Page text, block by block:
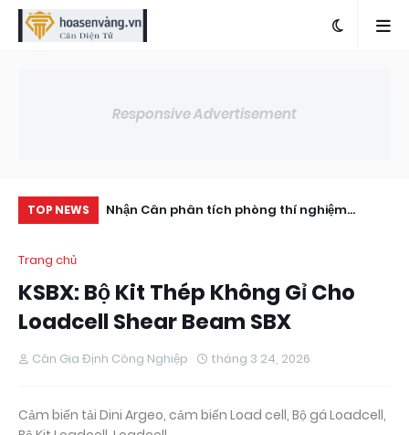
Responsive Advertisement
TOP NEWS
giao-
Nhận Cân phân tích phòng thí nghiệm
Trang chủ
KSBX: Bộ Kit Thép Không Gỉ Cho
Loadcell Shear Beam SBX
Cân Gia Định Công Nghiệp tháng 3 24, 2026
Cảm biến tải Dini Argeo, cảm biến Load cell, Bộ gá Loadcell,